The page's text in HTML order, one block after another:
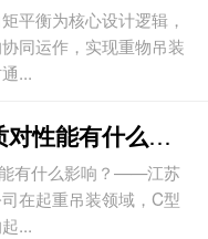
平衡为核心设计逻辑，
同运作，实现重物吊装
...
C型吊具的材质对性能有什么影响？
有什么影响？——江苏
在起重吊装领域，C型
...